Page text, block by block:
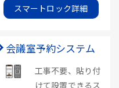
スマートロック詳細
会議室予約システム
工事不要、貼り付
けて設置できるス